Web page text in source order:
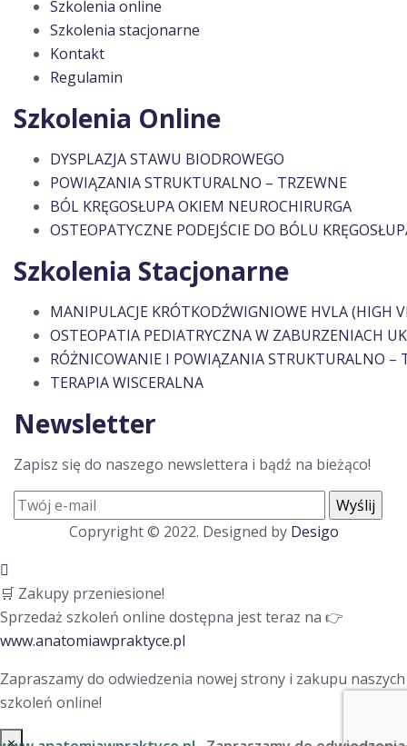
Szkolenia online
Szkolenia stacjonarne
Kontakt
Regulamin
Szkolenia Online
DYSPLAZJA STAWU BIODROWEGO
POWIĄZANIA STRUKTURALNO – TRZEWNE
BÓL KRĘGOSŁUPA OKIEM NEUROCHIRURGA
OSTEOPATYCZNE PODEJŚCIE DO BÓLU
Szkolenia Stacjonarne
MANIPULACJE KRÓTKODŹWIGNIOWE HVLA (HIGH
OSTEOPATIA PEDIATRYCZNA W ZABURZENIACH
RÓŻNICOWANIE I POWIĄZANIA STRUKTURALNO –
TERAPIA WISCERALNA
Newsletter
Zapisz się do naszego newslettera i bądź na bieżąco!
Copryright © 2022. Designed by Desigo
🛒 Zakupy przeniesione!
Sprzedaż szkoleń online dostępna jest teraz na 👉
www.anatomiawpraktyce.pl
Zapraszamy do odwiedzenia nowej strony i zakupu naszych
szkoleń online!